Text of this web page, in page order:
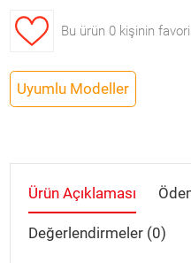
Bu ürün 0 kişinin
Uyumlu Modeller
Ürün Açıklaması
Değerlendirmeler (0)